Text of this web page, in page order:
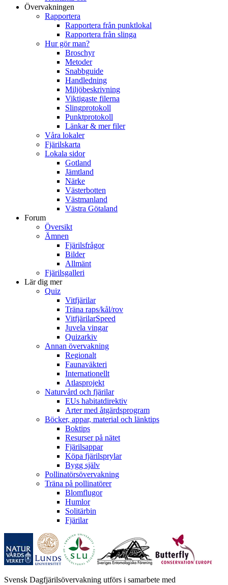
Övervakningen
Rapportera
Rapportera från punktlokal
Rapportera från slinga
Hur gör man?
Broschyr
Metoder
Snabbguide
Handledning
Miljöbeskrivning
Viktigaste filerna
Slingprotokoll
Punktprotokoll
Länkar & mer filer
Våra lokaler
Fjärilskarta
Lokala sidor
Gotland
Jämtland
Närke
Västerbotten
Västmanland
Västra Götaland
Forum
Översikt
Ämnen
Fjärilsfrågor
Bilder
Allmänt
Fjärilsgalleri
Lär dig mer
Quiz
Vitfjärilar
Träna raps/kål/rov
VitfjärilarSpeed
Juvela vingar
Quizarkiv
Annan övervakning
Regionalt
Faunaväkteri
Internationellt
Atlasprojekt
Naturvård och fjärilar
EUs habitatdirektiv
Arter med åtgärdsprogram
Böcker, appar, material och länktips
Boktips
Resurser på nätet
Fjärilsappar
Köpa fjärilsprylar
Bygg själv
Pollinatörsövervakning
Träna på pollinatörer
Blomflugor
Humlor
Solitärbin
Fjärilar
Svensk Dagfjärilsövervakning utförs i samarbete med